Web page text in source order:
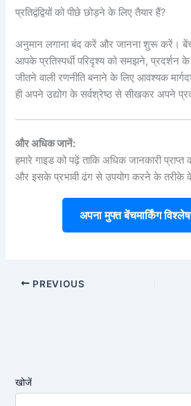
प्रतिद्वंद्वियों को पीछे छोड़ने के लिए तैयार हैं?
अनुमान लगाना बंद करें और जानना शुरू करें।
आपके प्रतिस्पर्धी परिदृश्य को समझने,
जीतने वाली रणनीति बनाने के लिए आवश्यक
ही अपने उद्योग के सर्वश्रेष्ठ से सीखकर अपने
और अधिक जानें:
हमारे गाइड को पढ़ें ताकि अधिक जानकारी
और इसके प्रभावी ढंग से उपयोग करने के तरीके
अपना मुफ्त बेंचमार्किंग
PREVIOUS
खोजें